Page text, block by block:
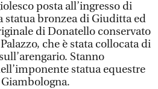
posta all’ingresso di
statua bronzea di Giuditta ed
di Donatello conservato
che è stata collocata di
Stanno
statua equestre